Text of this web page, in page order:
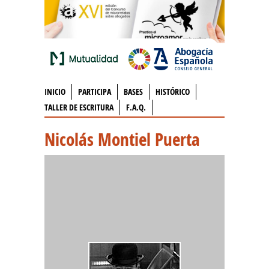
INICIO PARTICIPA BASES
HISTÓRICO
TALLER DE ESCRITURA
F.A.Q.
Nicolás Montiel Puerta